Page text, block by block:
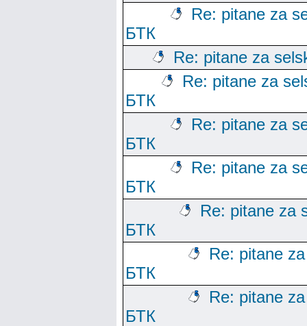
Re: pitane za
БТК
Re: pitane za
Re: pitane za
БТК
Re: pitane za
БТК
Re: pitane za
БТК
Re: pitane za
БТК
Re: pitane
БТК
Re: pitane
БТК